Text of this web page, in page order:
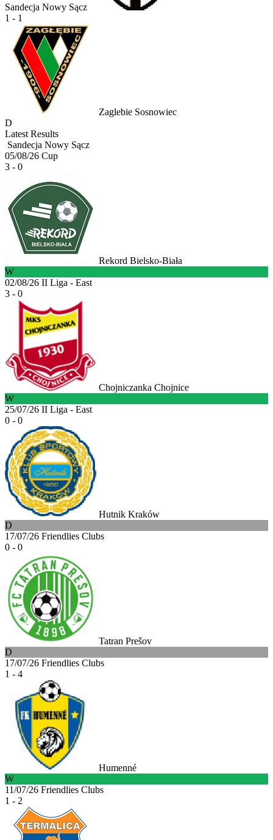
Sandecja Nowy Sącz
1 - 1
Zaglebie Sosnowiec
D
Latest Results
Sandecja Nowy Sącz
05/08/26 Cup
3 - 0
Rekord Bielsko-Biała
W
02/08/26 II Liga - East
3 - 0
Chojniczanka Chojnice
W
25/07/26 II Liga - East
0 - 0
Hutnik Kraków
D
17/07/26 Friendlies Clubs
0 - 0
Tatran Prešov
D
17/07/26 Friendlies Clubs
1 - 4
Humenné
W
11/07/26 Friendlies Clubs
1 - 2